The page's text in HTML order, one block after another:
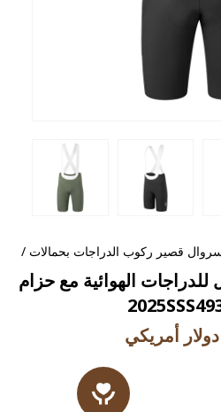
قصير ركوب الدراجات بحمالات /
الهوائية مع حزام